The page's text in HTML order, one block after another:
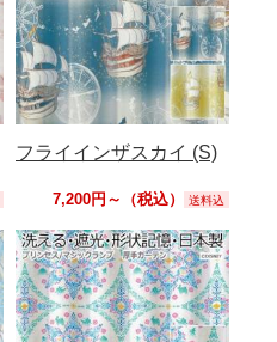
フライインザスカイ (S)
7,200円～（税込） 送料込